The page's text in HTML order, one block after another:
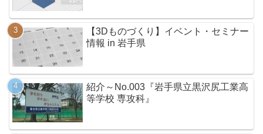
【3Dものづくり】イベント・セミナー
情報 in 岩手県
紹介～No.003『岩手県立黒沢尻工業高
等学校 専攻科』